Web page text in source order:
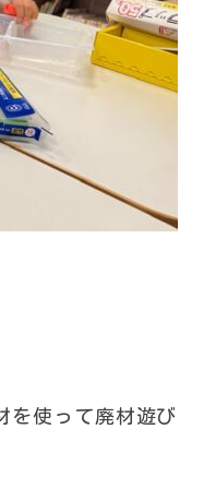
を使って廃材遊び